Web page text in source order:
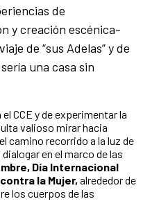
de
y creación escénica-
de “sus Adelas” y de
una casa sin
CCE y de experimentar la
valioso mirar hacia
camino recorrido a la luz de
en el marco de las
Día Internacional
la Mujer, alrededor de
los cuerpos de las